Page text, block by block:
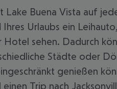
Lake Buena Vista auf
Ihres Urlaubs ein
sehen. Dadurch
Städte oder
genießen
Trip nach